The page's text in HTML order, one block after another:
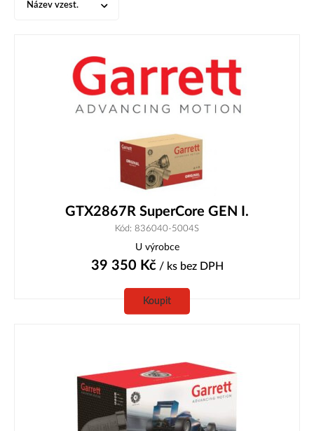
Název vzest.
GTX2867R SuperCore GEN I.
Kód: 836040-5004S
U výrobce
39 350 Kč/ ks bez DPH
Koupit